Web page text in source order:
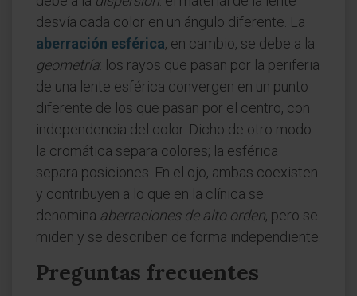
desvía cada color en un ángulo diferente. La
aberración esférica, en cambio, se debe a la
geometría: los rayos que pasan por la periferia
de una lente esférica convergen en un punto
diferente de los que pasan por el centro, con
independencia del color. Dicho de otro modo:
la cromática separa colores; la esférica
separa posiciones. En el ojo, ambas coexisten
y contribuyen a lo que en la clínica se
denomina aberraciones de alto orden, pero se
miden y se describen de forma independiente.
Preguntas frecuentes